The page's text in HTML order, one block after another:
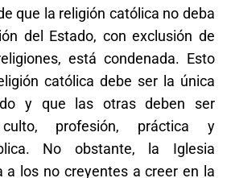
que la religión católica no deba
del Estado, con exclusión de
está condenada. Esto
católica debe ser la única
y que las otras deben ser
profesión, práctica y
No obstante, la Iglesia
a los no creyentes a creer en la